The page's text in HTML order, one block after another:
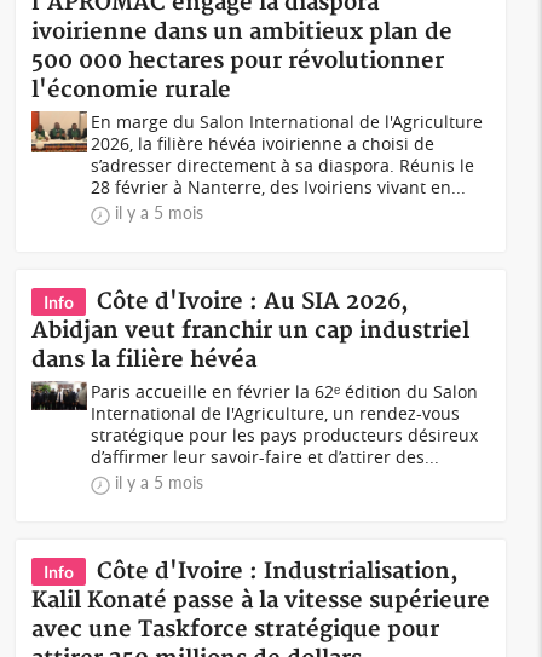
ivoirienne dans un ambitieux plan de
500 000 hectares pour révolutionner
l'économie rurale
En marge du Salon International de l'Agriculture
2026, la filière hévéa ivoirienne a choisi de
s’adresser directement à sa diaspora. Réunis le
28 février à Nanterre, des Ivoiriens vivant en...
il y a 5 mois
Info
Côte d'Ivoire : Au SIA 2026,
Abidjan veut franchir un cap industriel
dans la filière hévéa
Paris accueille en février la 62ᵉ édition du Salon
International de l'Agriculture, un rendez-vous
stratégique pour les pays producteurs désireux
d’affirmer leur savoir-faire et d’attirer des...
il y a 5 mois
Info
Côte d'Ivoire : Industrialisation,
Kalil Konaté passe à la vitesse supérieure
avec une Taskforce stratégique pour